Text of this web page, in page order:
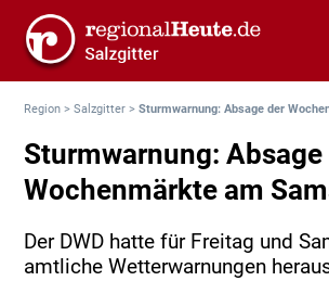
Region >Salzgitter >Sturmwarnung: Absage der
Sturmwarnung: Absage
Wochenmärkte am
Der DWD hatte für Freitag und
amtliche Wetterwarnungen